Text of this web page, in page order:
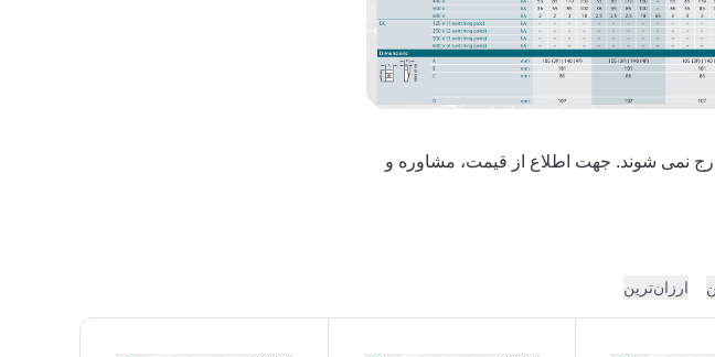
نمی شوند. جهت اطلاع از قیمت، مشاوره و
ارزان‌ترین